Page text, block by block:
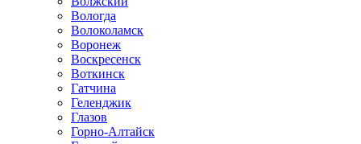
Вологда
Волоколамск
Воронеж
Воскресенск
Воткинск
Гатчина
Геленджик
Глазов
Горно-Алтайск